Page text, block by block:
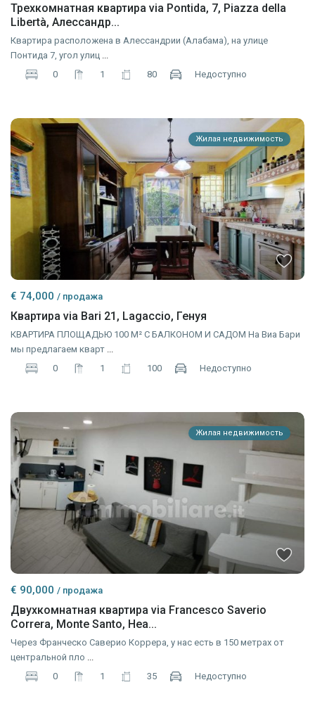
Трехкомнатная квартира via Pontida, 7, Piazza della
Libertà, Алессандр...
Квартира расположена в Алессандрии (Алабама), на улице
Понтида 7, угол улиц ...
0
1 80 Недоступно
Жилая недвижимость
€ 74,000/ продажа
Квартира via Bari 21, Lagaccio, Генуя
КВАРТИРА ПЛОЩАДЬЮ 100 М² С БАЛКОНОМ И САДОМ На Виа Бари
мы предлагаем кварт ...
0
1 100 Недоступно
Жилая недвижимость
€ 90,000/ продажа
Двухкомнатная квартира via Francesco Saverio
Correra, Monte Santo, Неа...
Через Франческо Саверио Коррера, у нас есть в 150 метрах от
центральной пло ...
0
1 35 Недоступно